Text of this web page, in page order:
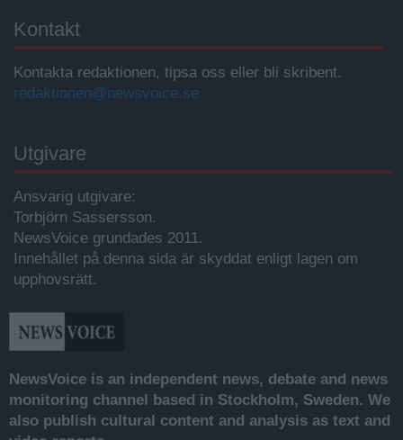
Kontakt
Kontakta redaktionen, tipsa oss eller bli skribent.
redaktionen@newsvoice.se
Utgivare
Ansvarig utgivare:
Torbjörn Sassersson.
NewsVoice grundades 2011.
Innehållet på denna sida är skyddat enligt lagen om
upphovsrätt.
NewsVoice is an independent news, debate and news
monitoring channel based in Stockholm, Sweden. We
also publish cultural content and analysis as text and